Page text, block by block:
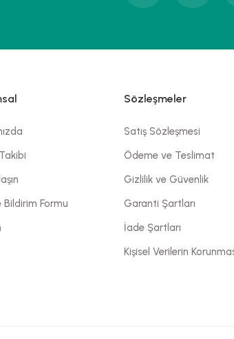
Bildirim Formu
Sözleşmeler
Satış Sözleşmesi
Ödeme ve Teslimat
Gizlilik ve Güvenlik
Garanti Şartları
İade Şartları
Kişisel Verilerin